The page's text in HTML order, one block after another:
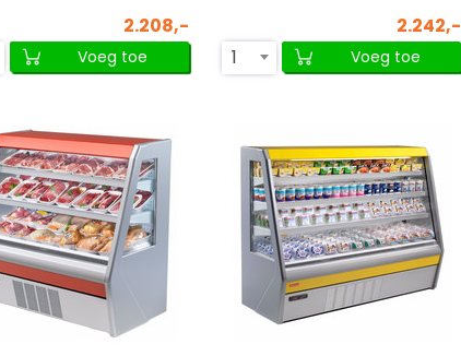
2.208,-
Voeg toe
2.242,-
1
Voeg toe